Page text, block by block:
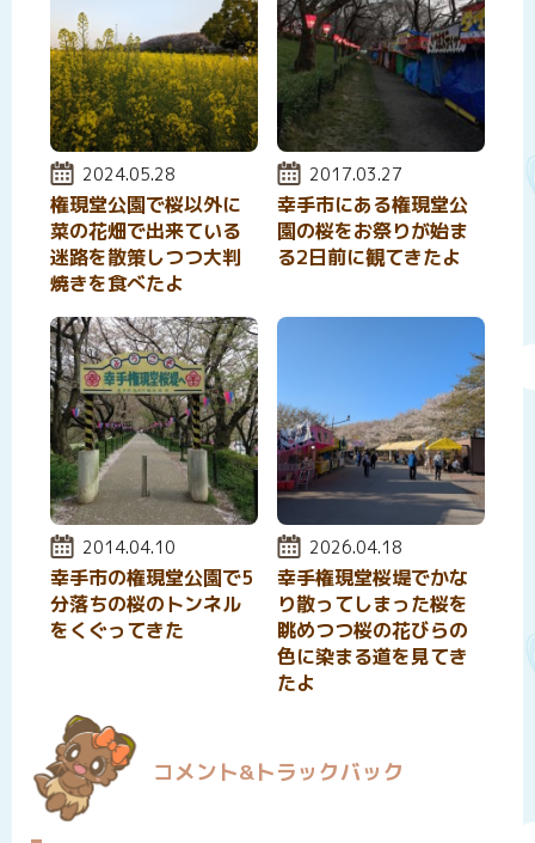
投稿日:
2024.05.28
権現堂公園で桜以外に
菜の花畑で出来ている
迷路を散策しつつ大判
焼きを食べたよ
投稿日:
2017.03.27
幸手市にある権現堂公
園の桜をお祭りが始ま
る2日前に観てきたよ
投稿日:
2014.04.10
幸手市の権現堂公園で5
分落ちの桜のトンネル
をくぐってきた
投稿日:
2026.04.18
幸手権現堂桜堤でかな
り散ってしまった桜を
眺めつつ桜の花びらの
色に染まる道を見てき
たよ
コメント&トラックバック